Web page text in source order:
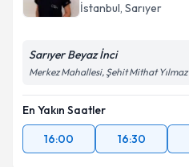
İstanbul, Sarıyer
Sarıyer Beyaz İnci
Merkez Mahallesi, Şehit Mithat
En Yakın Saatler
16:00
16:30